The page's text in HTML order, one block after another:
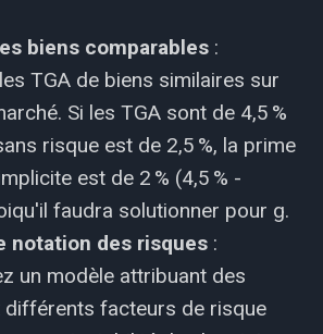
biens comparables :
TGA de biens similaires sur
Si les TGA sont de 4,5 %
risque est de 2,5 %, la prime
est de 2 % (4,5 % -
faudra solutionner pour g.
notation des risques :
un modèle attribuant des
différents facteurs de risque